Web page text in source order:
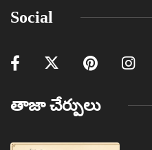
Social
తాజా చేర్పులు